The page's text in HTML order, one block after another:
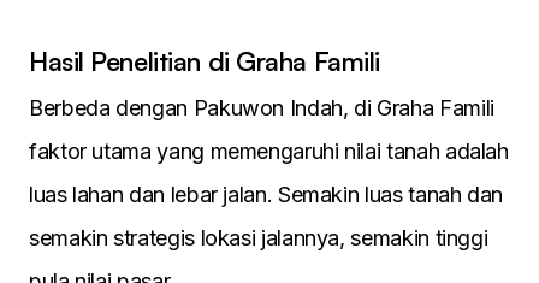
Hasil Penelitian di Graha Famili
Berbeda dengan Pakuwon Indah, di Graha Famili
faktor utama yang memengaruhi nilai tanah adalah
luas lahan dan lebar jalan. Semakin luas tanah dan
semakin strategis lokasi jalannya, semakin tinggi